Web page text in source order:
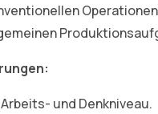
Operationen
und Denkniveau.